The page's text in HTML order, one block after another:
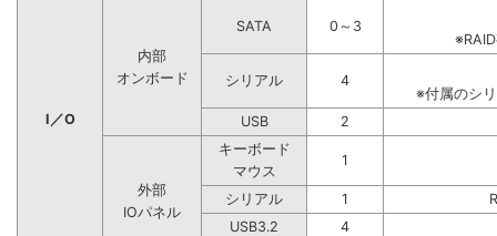
I／O
内部
オンボード
SATA
0～3
シリアル
4
※付属のシ
USB
2
外部
IOパネル
キーボード
マウス
1
シリアル 1
USB3.2
4